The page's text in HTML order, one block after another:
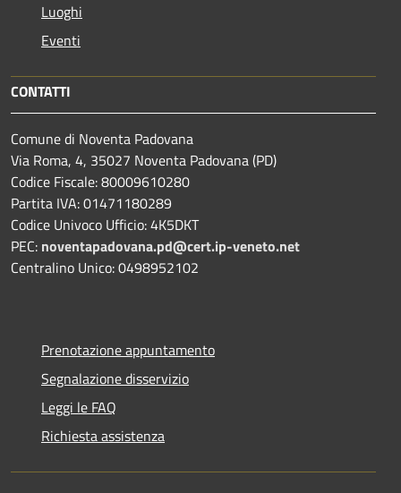
Luoghi
Eventi
CONTATTI
Comune di Noventa Padovana
Via Roma, 4, 35027 Noventa Padovana (PD)
Codice Fiscale: 80009610280
Partita IVA: 01471180289
Codice Univoco Ufficio: 4K5DKT
PEC: noventapadovana.pd@cert.ip-veneto.net
Centralino Unico: 0498952102
Prenotazione appuntamento
Segnalazione disservizio
Leggi le FAQ
Richiesta assistenza